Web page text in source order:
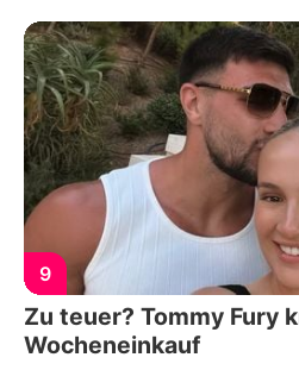
9
Zu teuer? Tommy Fury
Wocheneinkauf